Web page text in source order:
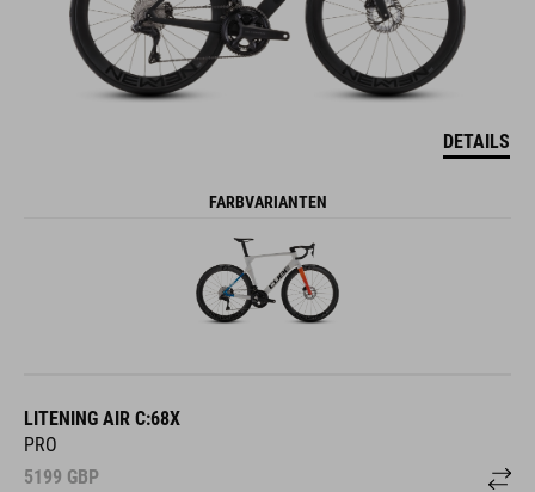
DETAILS
FARBVARIANTEN
LITENING AIR C:68X
PRO
5199 GBP